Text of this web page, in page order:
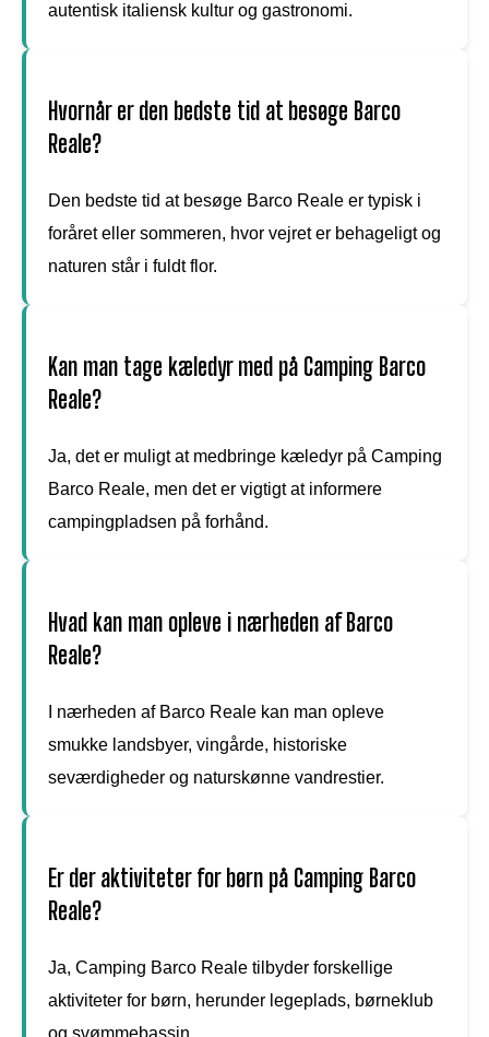
autentisk italiensk kultur og gastronomi.
Hvornår er den bedste tid at besøge Barco
Reale?
Den bedste tid at besøge Barco Reale er typisk i
foråret eller sommeren, hvor vejret er behageligt og
naturen står i fuldt flor.
Kan man tage kæledyr med på Camping Barco
Reale?
Ja, det er muligt at medbringe kæledyr på Camping
Barco Reale, men det er vigtigt at informere
campingpladsen på forhånd.
Hvad kan man opleve i nærheden af Barco
Reale?
I nærheden af Barco Reale kan man opleve
smukke landsbyer, vingårde, historiske
seværdigheder og naturskønne vandrestier.
Er der aktiviteter for børn på Camping Barco
Reale?
Ja, Camping Barco Reale tilbyder forskellige
aktiviteter for børn, herunder legeplads, børneklub